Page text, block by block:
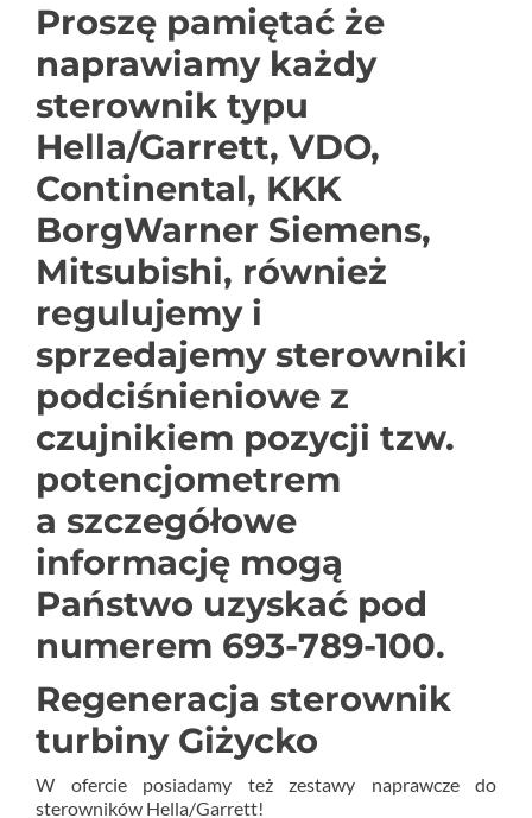
Proszę pamiętać że
naprawiamy każdy
sterownik typu
Hella/Garrett, VDO,
Continental, KKK
BorgWarner Siemens,
Mitsubishi, również
regulujemy i
sprzedajemy sterowniki
podciśnieniowe z
czujnikiem pozycji tzw.
potencjometrem
a szczegółowe
informację mogą
Państwo uzyskać pod
numerem 693-789-100.
Regeneracja sterownik
turbiny Giżycko
W ofercie posiadamy też zestawy naprawcze do
sterowników Hella/Garrett!